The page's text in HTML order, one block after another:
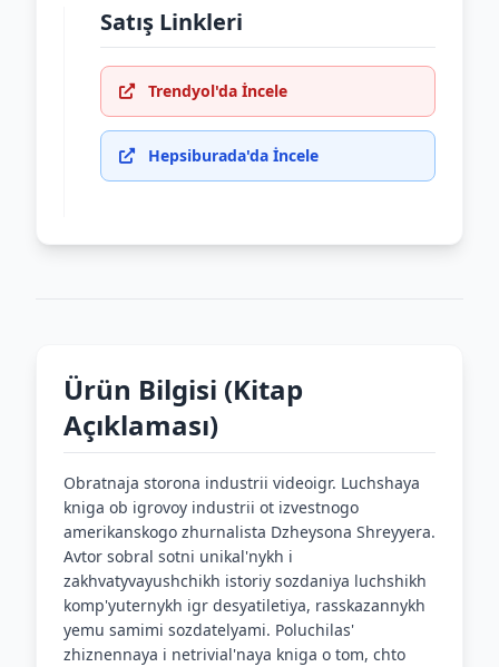
Satış Linkleri
Trendyol'da İncele
Hepsiburada'da İncele
Ürün Bilgisi (Kitap
Açıklaması)
Obratnaja storona industrii videoigr. Luchshaya
kniga ob igrovoy industrii ot izvestnogo
amerikanskogo zhurnalista Dzheysona Shreyyera.
Avtor sobral sotni unikal'nykh i
zakhvatyvayushchikh istoriy sozdaniya luchshikh
komp'yuternykh igr desyatiletiya, rasskazannykh
yemu samimi sozdatelyami. Poluchilas'
zhiznennaya i netrivial'naya kniga o tom, chto